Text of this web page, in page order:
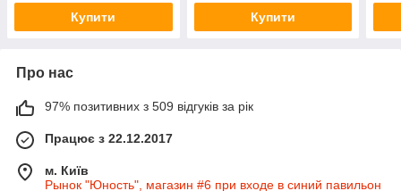
Купити Купити
Про нас
97% позитивних з 509 відгуків за рік
Працює з 22.12.2017
м. Київ
Рынок "Юность", магазин #6 при входе в синий павильон